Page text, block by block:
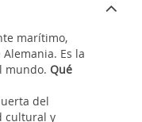
marítimo,
Es la
mundo. Qué
del
cultural y